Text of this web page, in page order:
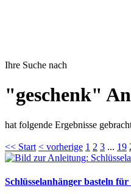
Ihre Suche nach
"geschenk"
hat folgende Ergebnisse
<< Start < vorherige 1 2 3 ... 19
Schlüsselanhänger basteln